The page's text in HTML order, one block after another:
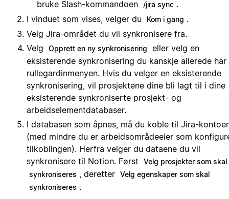
bruke Slash-kommandoen
/jira sync .
I vinduet som vises, velger du
Kom i gang .
Velg Jira-området du vil synkronisere fra.
Velg
Opprett en ny synkronisering
eller velg en
eksisterende synkronisering du kanskje allerede har
rullegardinmenyen. Hvis du velger en eksisterende
synkronisering, vil prosjektene dine bli lagt til i dine
eksisterende synkroniserte prosjekt- og
arbeidselementdatabaser.
I databasen som åpnes, må du koble til Jira-
(med mindre du er arbeidsområdeeier som
tilkoblingen). Herfra velger du dataene du vil
synkronisere til Notion. Først
Velg prosjekter som skal
synkroniseres , deretter Velg egenskaper som skal
synkroniseres .